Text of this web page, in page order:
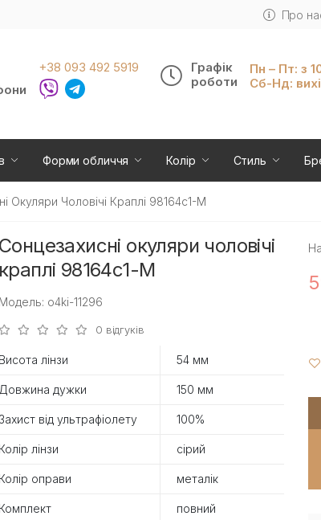
Про
+38 093 492 5919
Графік
роботи
Пн – Пт: з
Сб-Нд:
Форми обличчя Колір Стиль
Окуляри Чоловічі Краплі 98164c1-M
Сонцезахисні окуляри чоловічі
краплі 98164c1-M
Модель: o4ki-11296
0 відгуків
Висота лінзи 54 мм
Довжина дужки 150 мм
Захист від ультрафіолету 100%
Колір лінзи сірий
Колір оправи металік
Комплект повний